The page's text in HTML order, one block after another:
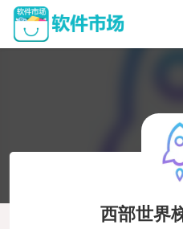
西部世界